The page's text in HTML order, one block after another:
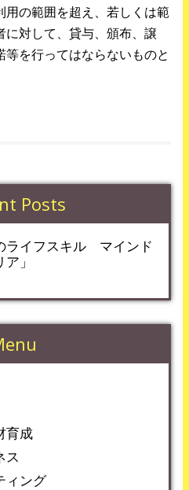
用の範囲を超え、若しくは範
に対して、貸与、頒布、譲
を行ってはならないものと
Posts
ライフスキル マインド
」
育成
ス
ィング